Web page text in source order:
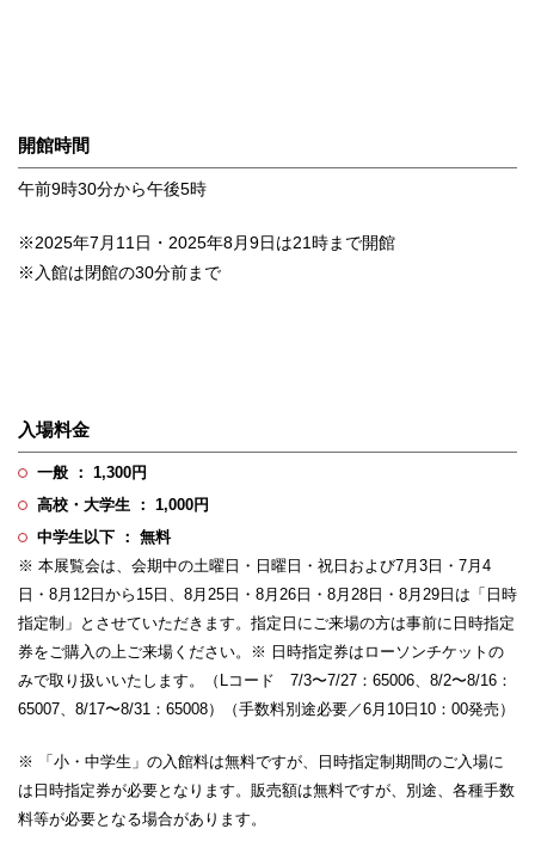
開館時間
午前9時30分から午後5時
※2025年7月11日・2025年8月9日は21時まで開館
※入館は閉館の30分前まで
入場料金
一般 ： 1,300円
高校・大学生 ： 1,000円
中学生以下 ： 無料
※ 本展覧会は、会期中の土曜日・日曜日・祝日および7月3日・7月4
日・8月12日から15日、8月25日・8月26日・8月28日・8月29日は「日時
指定制」とさせていただきます。指定日にご来場の方は事前に日時指定
券をご購入の上ご来場ください。※ 日時指定券はローソンチケットの
みで取り扱いいたします。（Lコード 7/3〜7/27：65006、8/2〜8/16：
65007、8/17〜8/31：65008）（手数料別途必要／6月10日10：00発売）
※ 「小・中学生」の入館料は無料ですが、日時指定制期間のご入場に
は日時指定券が必要となります。販売額は無料ですが、別途、各種手数
料等が必要となる場合があります。